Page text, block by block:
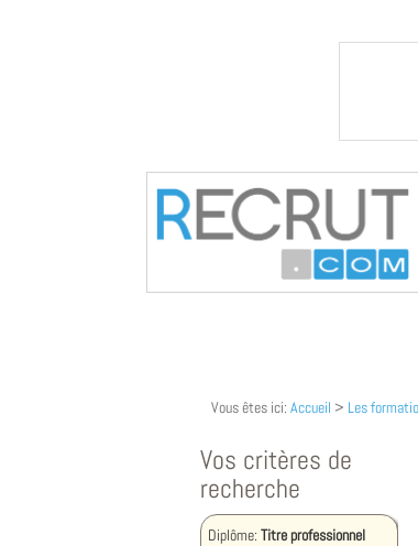
Vous êtes ici: Accueil > Les
Vos critères de
recherche
Diplôme: Titre professionnel